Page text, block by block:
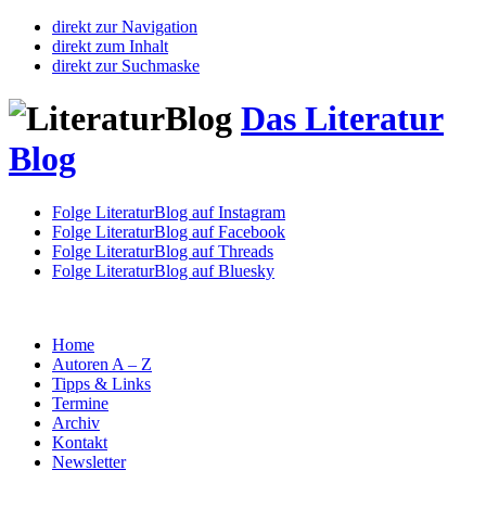
direkt zur Navigation
direkt zum Inhalt
direkt zur Suchmaske
Das Literatur
Blog
Folge LiteraturBlog auf Instagram
Folge LiteraturBlog auf Facebook
Folge LiteraturBlog auf Threads
Folge LiteraturBlog auf Bluesky
Home
Autoren A – Z
Tipps & Links
Termine
Archiv
Kontakt
Newsletter